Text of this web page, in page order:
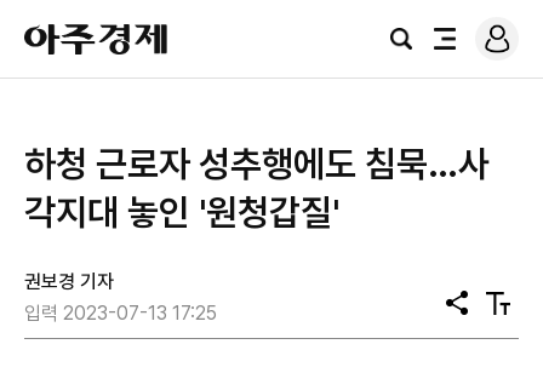
아
주
경
검
전
로
그
하청 근로자 성추행에도 침묵…사
각지대 놓인 '원청갑질'
권보경 기자
입력 2023-07-13 17:25
공
유
텍
스